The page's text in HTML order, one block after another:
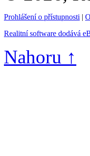
Prohlášení o přístupnosti |
Realitní software dodává
Nahoru ↑